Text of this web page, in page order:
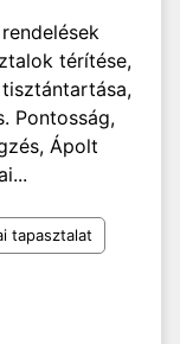
térítése,
Pontosság,
Ápolt
tapasztalat